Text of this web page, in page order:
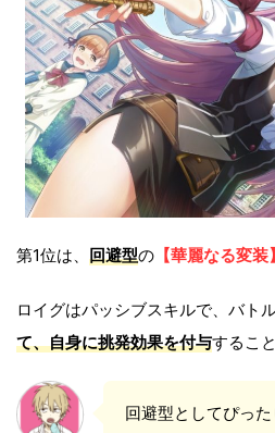
第1位は、 回避型の 【華麗なる変
ロイグはパッシブスキルで、バト
て、自身に挑発効果を付与するこ
回避型としてぴっ